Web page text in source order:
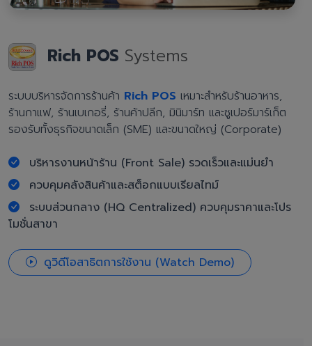
Rich POS Systems
ระบบบริหารจัดการร้านค้า Rich POS เหมาะสำหรับร้านอาหาร,
ร้านกาแฟ, ร้านเบเกอรี่, ร้านค้าปลีก, มินิมาร์ท และซูเปอร์มาร์เก็ต
รองรับทั้งธุรกิจขนาดเล็ก (SME) และขนาดใหญ่ (Corporate)
บริหารงานหน้าร้าน (Front Sale) รวดเร็วและแม่นยำ
ควบคุมคลังสินค้าและสต็อกแบบเรียลไทม์
ระบบส่วนกลาง (HQ Centralized) ควบคุมราคาและโปร
โมชั่นสาขา
ดูวิดีโอสาธิตการใช้งาน (Watch Demo)